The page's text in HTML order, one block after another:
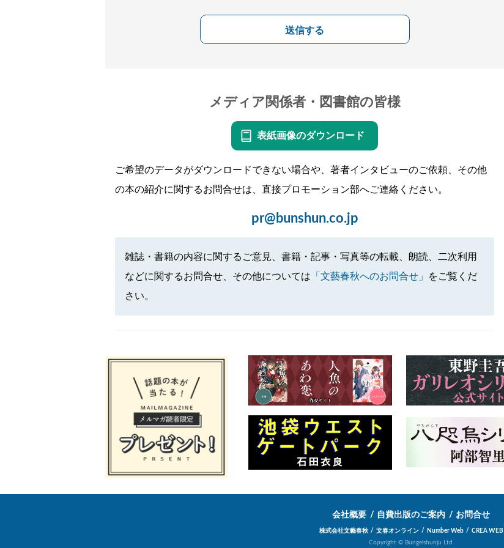
送信する
メディア関係者・図書館の皆様
表紙画像のダウンロード
ご希望のデータがダウンロードできない場合や、著者インタビューのご依頼、その他
の本の紹介に関するお問合せは、直接プロモーション部へご連絡ください。
pr@bunshun.co.jp
雑誌・書籍の内容に関するご意見、書籍・記事・写真等の転載、朗読、二次利用
などに関するお問合せ、その他については 「文藝春秋へのお問合せ」
をご覧くだ
さい。
会社概要 自費出版のご案内 お問合せ
株式会社文藝春秋 文春オンライン Number Web
CREA WEB
Copyright © Bungeishunju Ltd.